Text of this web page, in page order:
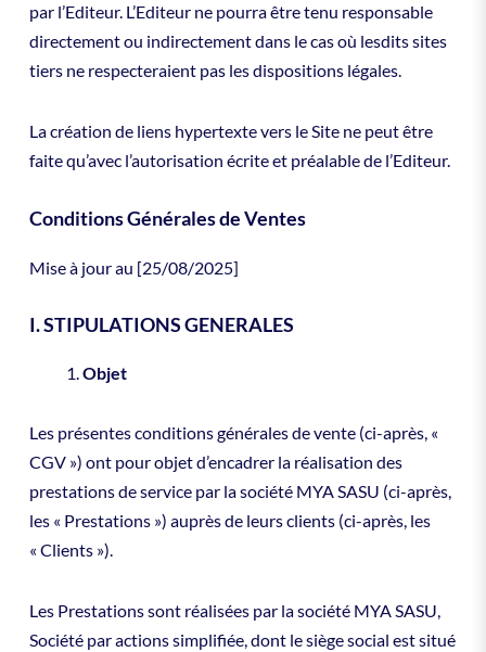
par l’Editeur. L’Editeur ne pourra être tenu responsable
directement ou indirectement dans le cas où lesdits sites
tiers ne respecteraient pas les dispositions légales.
La création de liens hypertexte vers le Site ne peut être
faite qu’avec l’autorisation écrite et préalable de l’Editeur.
Conditions Générales de Ventes
Mise à jour au [25/08/2025]
I. STIPULATIONS GENERALES
Objet
Les présentes conditions générales de vente (ci-après, «
CGV ») ont pour objet d’encadrer la réalisation des
prestations de service par la société MYA SASU (ci-après,
les « Prestations ») auprès de leurs clients (ci-après, les
« Clients »).
Les Prestations sont réalisées par la société MYA SASU,
Société par actions simplifiée, dont le siège social est situé